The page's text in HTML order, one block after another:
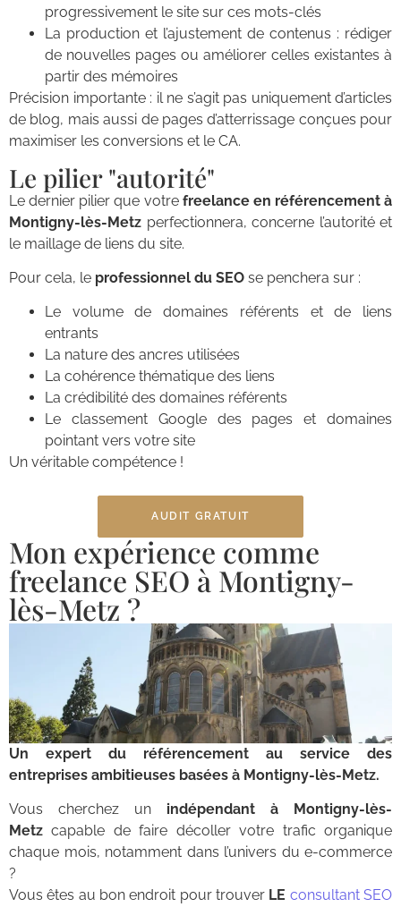
progressivement le site sur ces mots-clés
La production et l’ajustement de contenus : rédiger
de nouvelles pages ou améliorer celles existantes à
partir des mémoires
Précision importante : il ne s’agit pas uniquement d’articles
de blog, mais aussi de pages d’atterrissage conçues pour
maximiser les conversions et le CA.
Le pilier "autorité"
Le dernier pilier que votre freelance en référencement à
Montigny-lès-Metz perfectionnera, concerne l’autorité et
le maillage de liens du site.
Pour cela, le professionnel du SEO se penchera sur :
Le volume de domaines référents et de liens
entrants
La nature des ancres utilisées
La cohérence thématique des liens
La crédibilité des domaines référents
Le classement Google des pages et domaines
pointant vers votre site
Un véritable compétence !
AUDIT GRATUIT
Mon expérience comme
freelance SEO à Montigny-
lès-Metz ?
Un expert du référencement au service des
entreprises ambitieuses basées à Montigny-lès-Metz.
Vous cherchez un indépendant à Montigny-lès-
Metz capable de faire décoller votre trafic organique
chaque mois, notamment dans l’univers du e-commerce
?
Vous êtes au bon endroit pour trouver LE consultant SEO